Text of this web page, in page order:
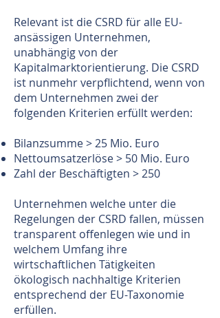
Relevant ist die CSRD für alle EU-
ansässigen Unternehmen,
unabhängig von der
Kapitalmarktorientierung. Die CSRD
ist nunmehr verpflichtend, wenn von
dem Unternehmen zwei der
folgenden Kriterien erfüllt werden:
Bilanzsumme > 25 Mio. Euro
Nettoumsatzerlöse > 50 Mio. Euro
Zahl der Beschäftigten > 250
Unternehmen welche unter die
Regelungen der CSRD fallen, müssen
transparent offenlegen wie und in
welchem Umfang ihre
wirtschaftlichen Tätigkeiten
ökologisch nachhaltige Kriterien
entsprechend der EU-Taxonomie
erfüllen.